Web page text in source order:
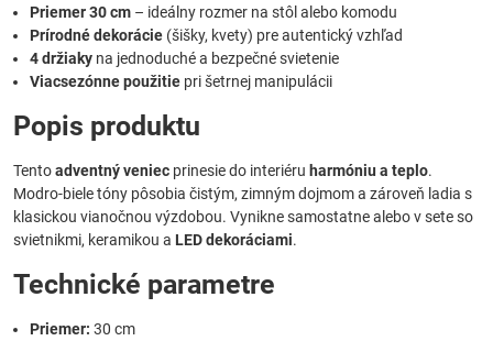
Priemer 30 cm – ideálny rozmer na stôl alebo komodu
Prírodné dekorácie (šišky, kvety) pre autentický vzhľad
4 držiaky na jednoduché a bezpečné svietenie
Viacsezónne použitie pri šetrnej manipulácii
Popis produktu
Tentoadventný veniec prinesie do interiéru harmóniu a teplo.
Modro-biele tóny pôsobia čistým, zimným dojmom a zároveň ladia s
klasickou vianočnou výzdobou. Vynikne samostatne alebo v sete so
svietnikmi, keramikou a LED dekoráciami.
Technické parametre
Priemer: 30 cm